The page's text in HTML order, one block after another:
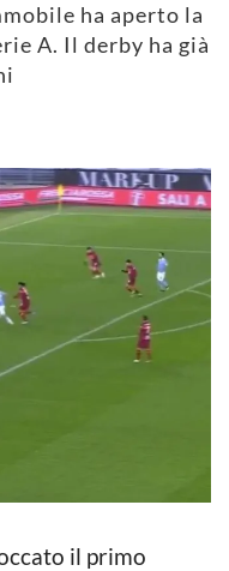
ha aperto la
A. Il derby ha già
il primo